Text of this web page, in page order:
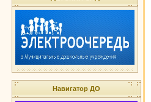
Навигатор ДО